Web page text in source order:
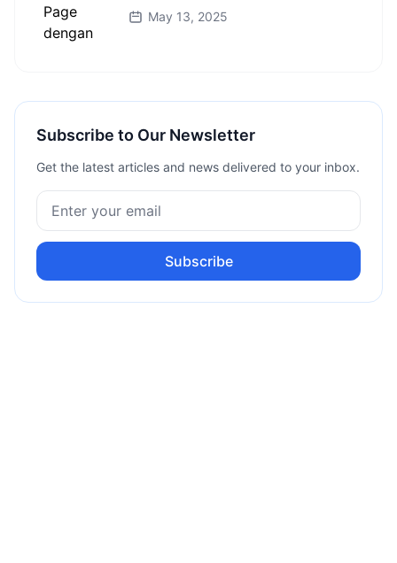
Tanpa Koding!
May 13, 2025
Subscribe to Our Newsletter
Get the latest articles and news delivered to your inbox.
Subscribe